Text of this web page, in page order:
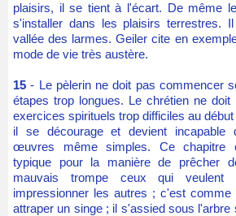
plaisirs, il se tient à l'écart. De même
s'installer dans les plaisirs terrestres.
vallée des larmes. Geiler cite en
mode de vie très austère.
15- Le pèlerin ne doit pas commencer
étapes trop longues. Le chrétien ne doit
exercices spirituels trop difficiles au
il se décourage et devient incapable
œuvres même simples. Ce chapitre
typique pour la manière de prêcher
mauvais trompe ceux qui
impressionner les autres ; c'est
attraper un singe ; il s'assied sous l'arbre